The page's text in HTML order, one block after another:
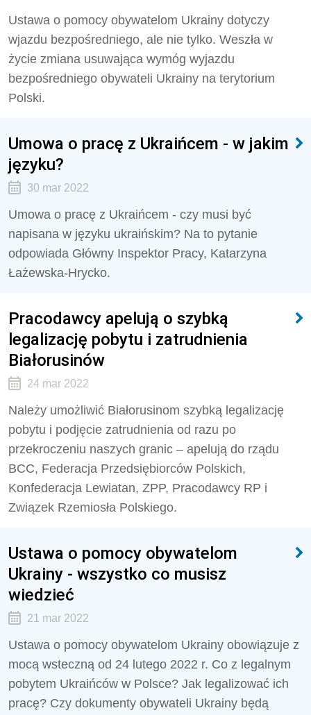
Ustawa o pomocy obywatelom Ukrainy dotyczy
wjazdu bezpośredniego, ale nie tylko. Weszła w
życie zmiana usuwająca wymóg wyjazdu
bezpośredniego obywateli Ukrainy na terytorium
Polski.
Umowa o pracę z Ukraińcem - w jakim
języku?
30 mar 2022
Umowa o pracę z Ukraińcem - czy musi być
napisana w języku ukraińskim? Na to pytanie
odpowiada Główny Inspektor Pracy, Katarzyna
Łażewska-Hrycko.
Pracodawcy apelują o szybką
legalizację pobytu i zatrudnienia
Białorusinów
24 mar 2022
Należy umożliwić Białorusinom szybką legalizację
pobytu i podjęcie zatrudnienia od razu po
przekroczeniu naszych granic – apelują do rządu
BCC, Federacja Przedsiębiorców Polskich,
Konfederacja Lewiatan, ZPP, Pracodawcy RP i
Związek Rzemiosła Polskiego.
Ustawa o pomocy obywatelom
Ukrainy - wszystko co musisz
wiedzieć
21 mar 2022
Ustawa o pomocy obywatelom Ukrainy obowiązuje z
mocą wsteczną od 24 lutego 2022 r. Co z legalnym
pobytem Ukraińców w Polsce? Jak legalizować ich
pracę? Czy dokumenty obywateli Ukrainy będą